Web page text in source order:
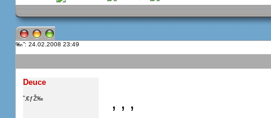
”: 24.02.2008 23:49
Deuce
˜‚€ƒŽ‰  ‚ ‚ ‚